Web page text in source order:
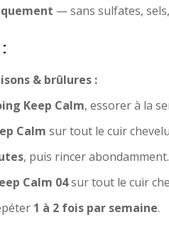
— sans sulfates,
& brûlures :
Keep Calm, essorer à la
Calm sur tout le cuir
, puis rincer abondamment.
Calm 04sur tout le cuir
1 à 2 fois par semaine.